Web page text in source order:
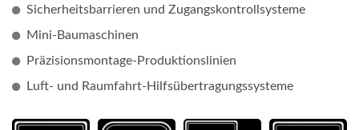
Sicherheitsbarrieren und Zugangskontrollsysteme
Mini-Baumaschinen
Präzisionsmontage-Produktionslinien
Luft- und Raumfahrt-Hilfsübertragungssysteme